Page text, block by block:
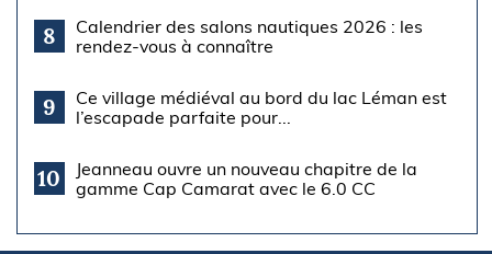
8
Calendrier des salons nautiques 2026 : les
rendez-vous à connaître
9
Ce village médiéval au bord du lac Léman est
l’escapade parfaite pour...
10
Jeanneau ouvre un nouveau chapitre de la
gamme Cap Camarat avec le 6.0 CC